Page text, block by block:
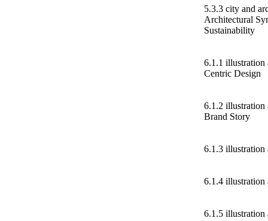
5.3.3 city and
Architectural
Sustainability
6.1.1 illustration
Centric Design
6.1.2 illustration
Brand Story
6.1.3 illustration
6.1.4 illustration
6.1.5 illustration